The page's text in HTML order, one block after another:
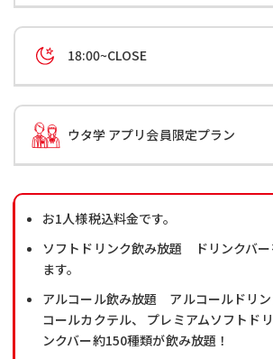
18:00~CLOSE
ウタ学 アプリ会員限定プラン
お1人様税込料金です。
ソフトドリンク飲み放題 ドリンクバ
ます。
アルコール飲み放題 アルコールドリ
コールカクテル、 プレミアムソフトド
ンクバー約150種類が飲み放題！